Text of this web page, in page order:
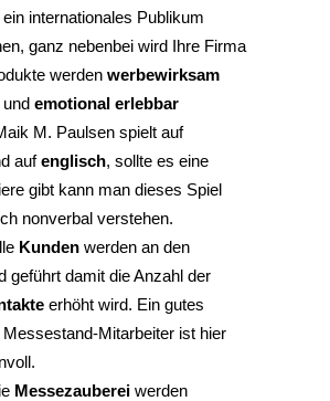
internationales Publikum
ganz nebenbei wird Ihre Firma
werden werbewirksam
und emotional erlebbar
M. Paulsen spielt auf
aufenglisch, sollte es eine
gibt kann man dieses Spiel
nonverbal verstehen.
Kunden werden an den
geführt damit die Anzahl der
erhöht wird. Ein gutes
Messestand-Mitarbeiter ist hier
Messezauberei werden